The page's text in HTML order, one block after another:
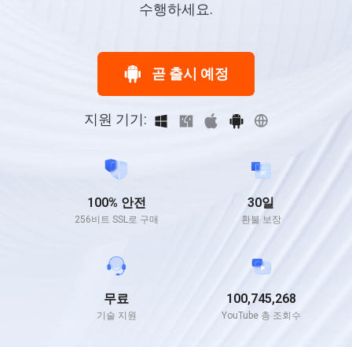
수행하세요.
곧 출시 예정
지원 기기:
100% 안전
256비트 SSL로 구매
30일
환불 보장
무료
기술 지원
100,745,268
YouTube 총 조회수